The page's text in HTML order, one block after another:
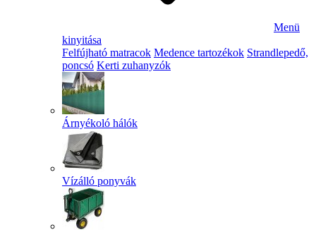
Menü
kinyitása
Felfújható matracok Medence tartozékok Strandlepedő,
poncsó Kerti zuhanyzók
Árnyékoló hálók
Vízálló ponyvák